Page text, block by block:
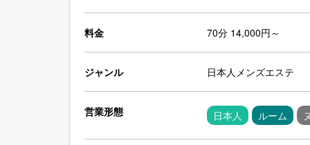
料金 70分 14,000円～
ジャンル 日本人メンズエステ
営業形態 日本人 ルーム